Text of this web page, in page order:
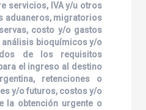
servicios, IVA y/u otros
aduaneros, migratorios
costo y/o gastos
análisis bioquímicos y/o
de los requisitos
el ingreso al destino
retenciones o
y/o futuros, costos y/o
la obtención urgente o